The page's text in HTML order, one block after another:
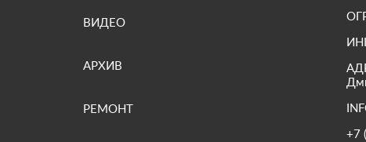
ВИДЕО
АРХИВ
РЕМОНТ
+7